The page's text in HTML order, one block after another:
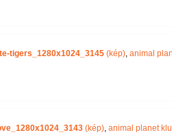
tigers_1280x1024_3145 (kép), animal
(kép), animal planet